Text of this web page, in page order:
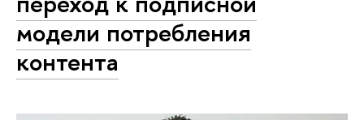
модели потребления
контента